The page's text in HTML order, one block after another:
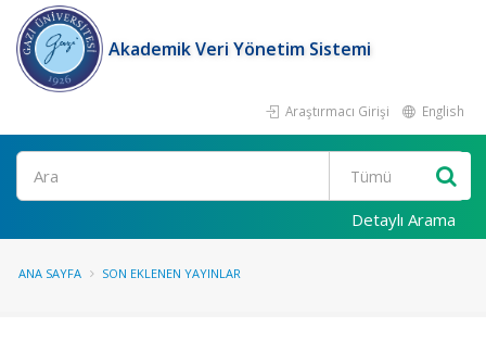
Akademik Veri Yönetim Sistemi
Araştırmacı Girişi English
Ara
Detaylı Arama
ANA SAYFA SON EKLENEN YAYINLAR